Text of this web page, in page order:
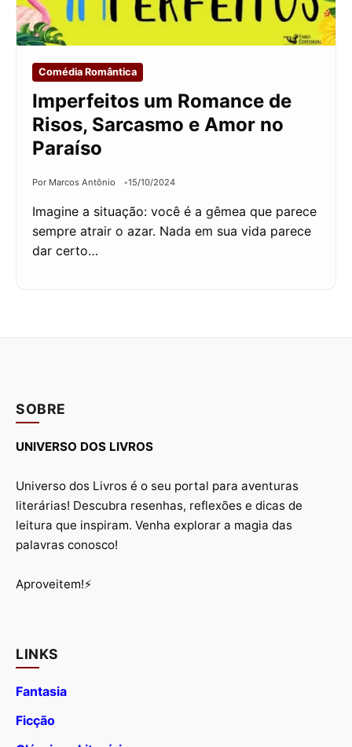
Comédia Romântica
Imperfeitos um Romance de
Risos, Sarcasmo e Amor no
Paraíso
Por Marcos Antônio 15/10/2024
Imagine a situação: você é a gêmea que parece
sempre atrair o azar. Nada em sua vida parece
dar certo…
SOBRE
UNIVERSO DOS LIVROS
Universo dos Livros é o seu portal para aventuras
literárias! Descubra resenhas, reflexões e dicas de
leitura que inspiram. Venha explorar a magia das
palavras conosco!
Aproveitem!⚡
LINKS
Fantasia
Ficção